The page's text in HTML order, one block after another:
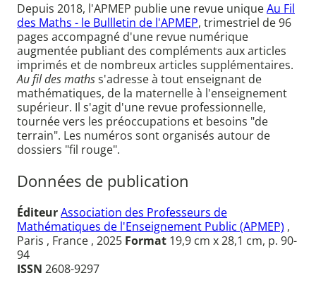
Depuis 2018, l'APMEP publie une revue uniqueAu Fil
des Maths - le Bullletin de l'APMEP, trimestriel de 96
pages accompagné d'une revue numérique
augmentée publiant des compléments aux articles
imprimés et de nombreux articles supplémentaires.
Au fil des mathss'adresse à tout enseignant de
mathématiques, de la maternelle à l'enseignement
supérieur. Il s'agit d'une revue professionnelle,
tournée vers les préoccupations et besoins "de
terrain". Les numéros sont organisés autour de
dossiers "fil rouge".
Données de publication
ÉditeurAssociation des Professeurs de
Mathématiques de l'Enseignement Public (APMEP) ,
Paris , France , 2025 Format 19,9 cm x 28,1 cm, p. 90-
94
ISSN 2608-9297